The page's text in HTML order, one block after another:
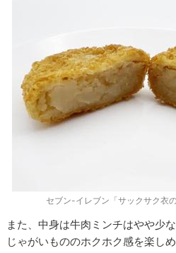
セブン-イレブン「サックサク衣
また、中身は牛肉ミンチはやや少
じゃがいもののホクホク感を楽しめ